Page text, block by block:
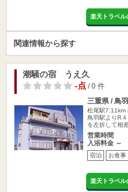
楽天トラベル
関連情報から探す
潮騒の宿 うえ久
-点/ 0 件
三重県 / 鳥
松尾駅7.11km
鳥羽駅よりR
を左折して相
営業時間
入浴料金 ～
宿泊 お食事
楽天トラベル